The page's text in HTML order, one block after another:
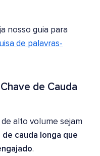
nosso guia para
de palavras-
de Cauda
alto volume sejam
cauda longa que
.